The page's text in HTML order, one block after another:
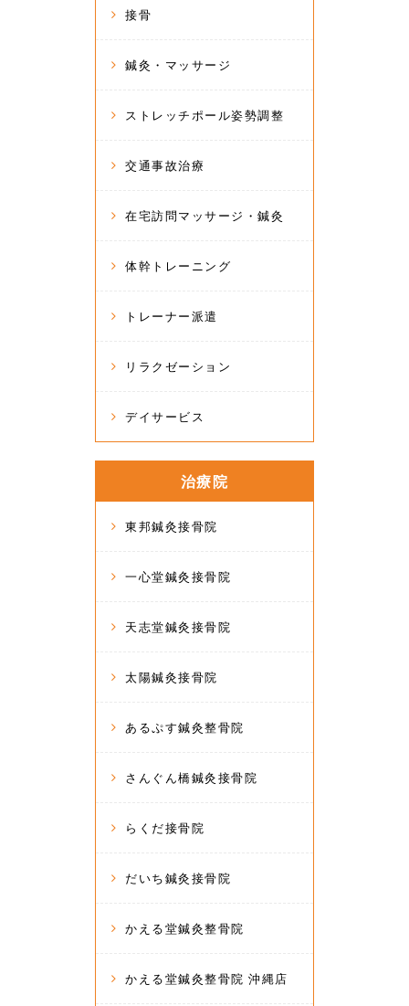
接骨
鍼灸・マッサージ
ストレッチポール姿勢調整
交通事故治療
在宅訪問マッサージ・鍼灸
体幹トレーニング
トレーナー派遣
リラクゼーション
デイサービス
治療院
東邦鍼灸接骨院
一心堂鍼灸接骨院
天志堂鍼灸接骨院
太陽鍼灸接骨院
あるぷす鍼灸整骨院
さんぐん橋鍼灸接骨院
らくだ接骨院
だいち鍼灸接骨院
かえる堂鍼灸整骨院
かえる堂鍼灸整骨院 沖縄店